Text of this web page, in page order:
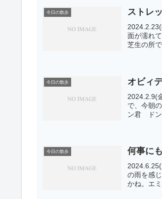
今日の散歩 ストレ
面が濡れ
芝生の所
今日の散歩 オビィ
2024.2.9(
で、今朝
ン君 ドン
今日の散歩 何事に
の雨を感
かね。エ